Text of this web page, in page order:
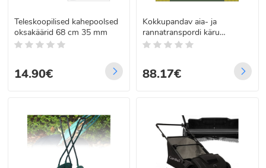
Teleskoopilised kahepoolsed
oksakäärid 68 cm 35 mm
14.90€
Kokkupandav aia- ja
rannatranspordi käru
varikatusega, XL-ratastega,
88.17€